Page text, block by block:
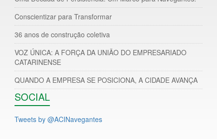
Conscientizar para Transformar
36 anos de construção coletiva
VOZ ÚNICA: A FORÇA DA UNIÃO DO EMPRESARIADO
CATARINENSE
QUANDO A EMPRESA SE POSICIONA, A CIDADE AVANÇA
SOCIAL
Tweets by @ACINavegantes